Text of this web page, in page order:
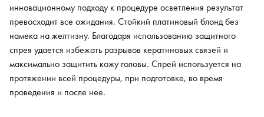
инновационному подходу к процедуре осветления результат
превосходит все ожидания. Стойкий платиновый блонд без
намека на желтизну. Благодаря использованию защитного
спрея удается избежать разрывов кератиновых связей и
максимально защитить кожу головы. Спрей используется на
протяжении всей процедуры, при подготовке, во время
проведения и после нее.